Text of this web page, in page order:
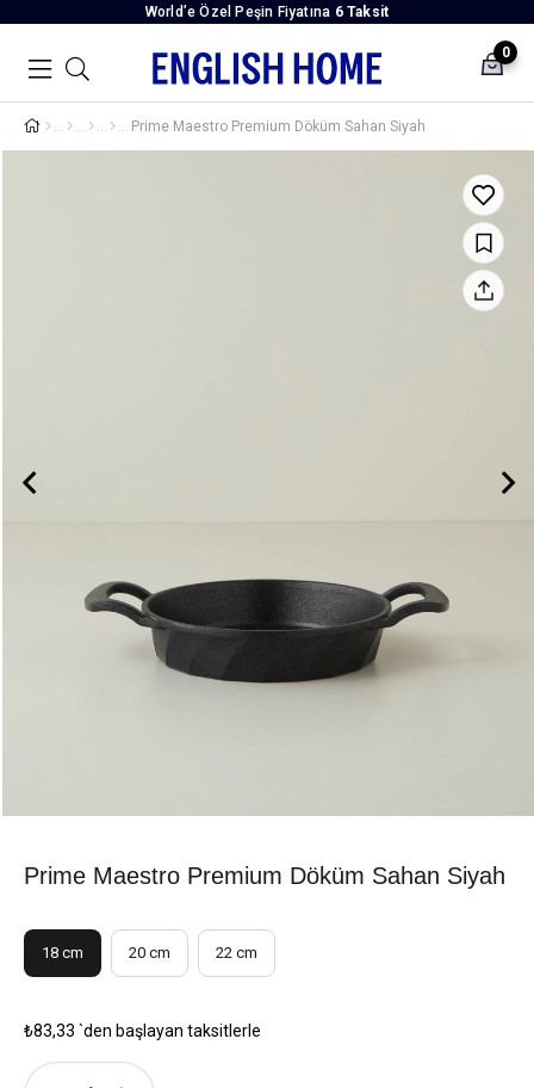
World’e Özel Peşin Fiyatına 6 Taksit
0
Prime Maestro Premium Döküm Sahan Siyah
Prime Maestro Premium Döküm Sahan Siyah
18 cm 20 cm 22 cm
₺83,33 `den başlayan taksitlerle